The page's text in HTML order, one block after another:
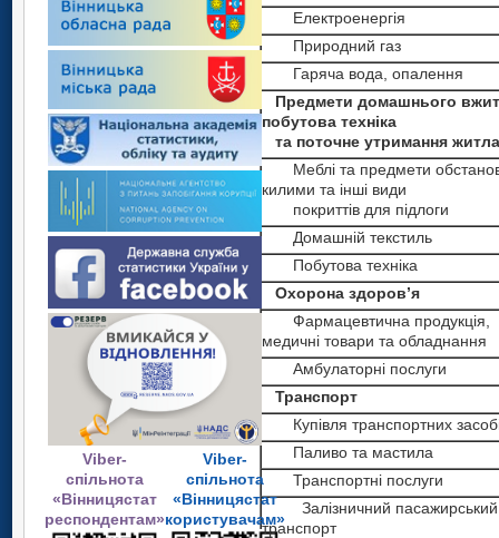
Viber-
спільнота
«Вінницястат
респондентам»
Viber-
спільнота
«Вінницястат
користувачам»
Електроенергія
Природний газ
Гаряча вода, опалення
Предмети домашнього
побутова техніка
та поточне утримання житла
Меблі та предмети
килими та інші види
покриттів для підлоги
Домашній текстиль
Побутова техніка
Охорона здоров’я
Фармацевтична продукція,
медичні товари та обладнання
Амбулаторні послуги
Транспорт
Купівля транспортних
Паливо та мастила
Транспортні послуги
Залізничний пасажирський
транспорт